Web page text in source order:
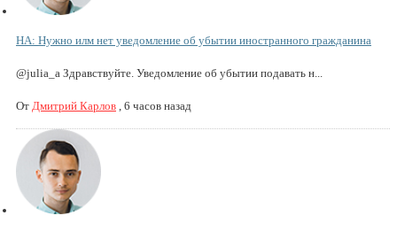
НА: Нужно илм нет уведомление об убытии иностранного гражданина
@julia_a Здравствуйте. Уведомление об убытии подавать н...
От Дмитрий Карлов 6 часов назад